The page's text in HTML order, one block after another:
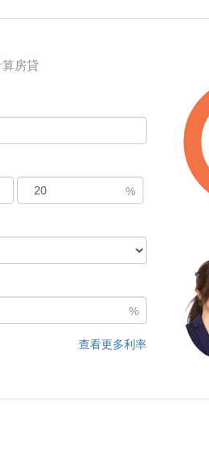
main level includes a private
suite features double-door entry, a
and the expansive loft complete
home offers exceptional
efficient home with a leased solar
房貸
%
%
查看更多利率